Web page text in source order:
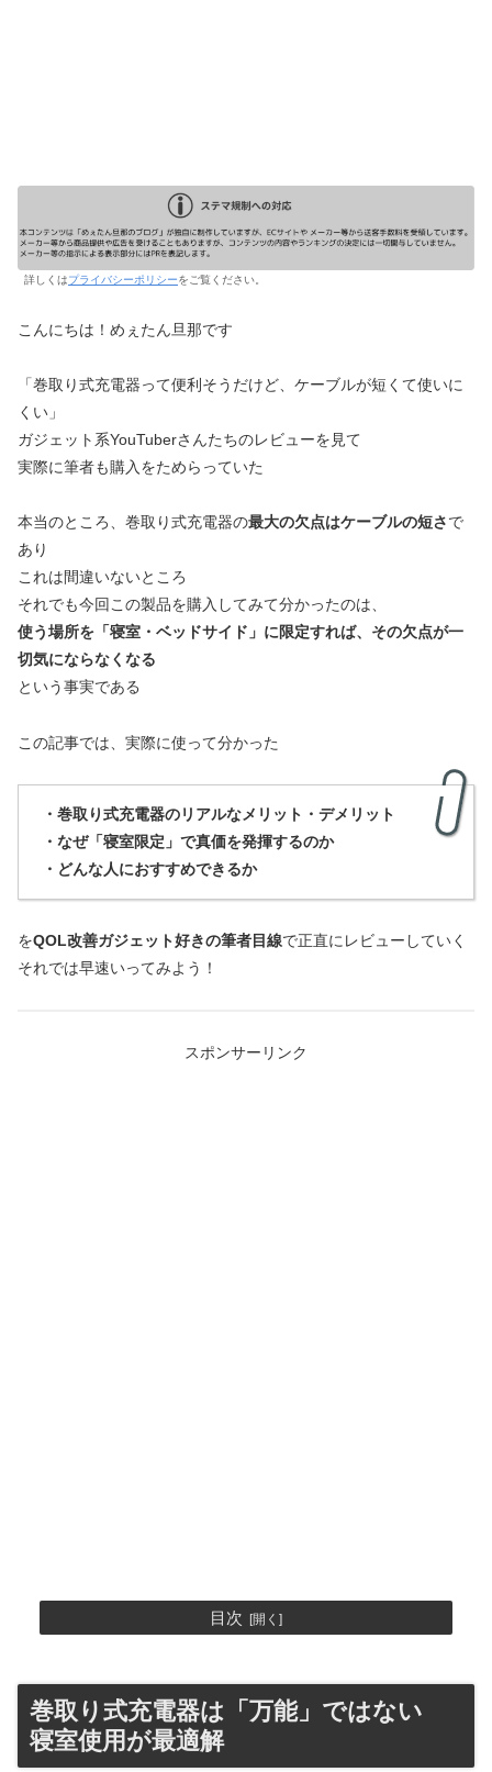
詳しくはプライバシーポリシーをご覧ください。
こんにちは！めぇたん旦那です
「巻取り式充電器って便利そうだけど、ケーブルが短くて使いに
くい」
ガジェット系YouTuberさんたちのレビューを見て
実際に筆者も購入をためらっていた
本当のところ、巻取り式充電器の最大の欠点はケーブルの短さで
あり
これは間違いないところ
それでも今回この製品を購入してみて分かったのは、
使う場所を「寝室・ベッドサイド」に限定すれば、その欠点が一
切気にならなくなる
という事実である
この記事では、実際に使って分かった
・巻取り式充電器のリアルなメリット・デメリット
・なぜ「寝室限定」で真価を発揮するのか
・どんな人におすすめできるか
をQOL改善ガジェット好きの筆者目線で正直にレビューしていく
それでは早速いってみよう！
スポンサーリンク
目次
巻取り式充電器は「万能」ではない
寝室使用が最適解